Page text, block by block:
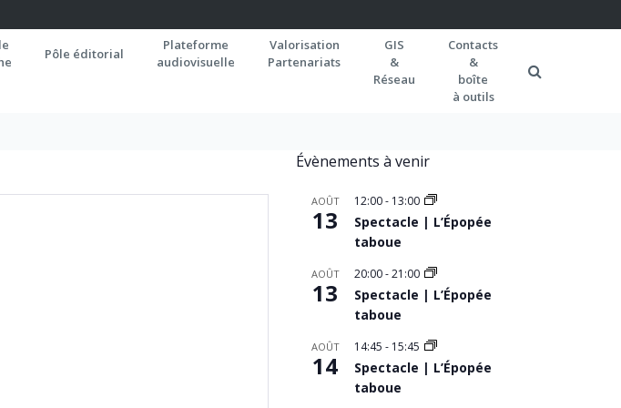
Pôle éditorial
Plateforme
audiovisuelle
Valorisation
Partenariats
GIS
&
Réseau
Contacts
&
boîte
à outils
Évènements à venir
AOÛT
13
12:00- 13:00
Spectacle | L’Épopée
taboue
AOÛT
13
20:00-21:00
Spectacle | L’Épopée
taboue
AOÛT
14
14:45 - 15:45
Spectacle | L’Épopée
taboue